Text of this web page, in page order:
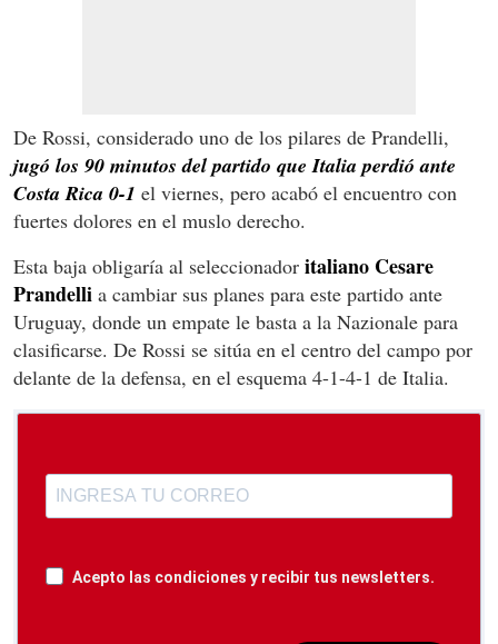
De Rossi, considerado uno de los pilares de Prandelli,
jugó los 90 minutos del partido que Italia perdió ante
Costa Rica 0-1 el viernes, pero acabó el encuentro con
fuertes dolores en el muslo derecho.
Esta baja obligaría al seleccionador italiano Cesare
Prandelli a cambiar sus planes para este partido ante
Uruguay, donde un empate le basta a la Nazionale para
clasificarse. De Rossi se sitúa en el centro del campo por
delante de la defensa, en el esquema 4-1-4-1 de Italia.
Acepto las condiciones y recibir tus newsletters.